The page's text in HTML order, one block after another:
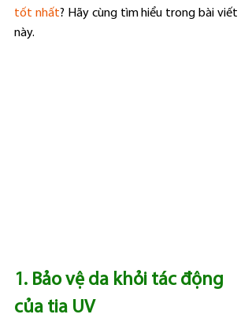
tốt nhất? Hãy cùng tìm hiểu trong bài viết
này.
1. Bảo vệ da khỏi tác động
của tia UV